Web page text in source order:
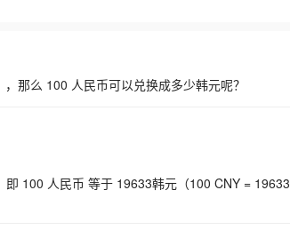
那么 100 人民币可以兑换成多少韩元呢？
100 人民币 等于 19633韩元（100 CNY = 19633